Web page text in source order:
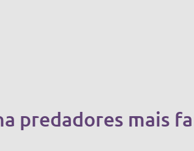
predadores mais